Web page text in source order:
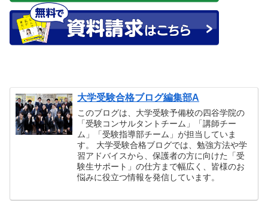
大学受験合格ブログ編集部A
このブログは、大学受験予備校の四谷学院の
「受験コンサルタントチーム」「講師チー
ム」「受験指導部チーム」が担当していま
す。 大学受験合格ブログでは、勉強方法や学
習アドバイスから、保護者の方に向けた「受
験生サポート」の仕方まで幅広く、皆様のお
悩みに役立つ情報を発信しています。